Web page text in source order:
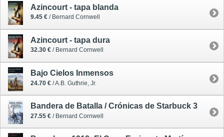
Azincourt - tapa blanda
9.45 € / Bernard Cornwell
Azincourt - tapa dura
32.30 € / Bernard Cornwell
Bajo Cielos Inmensos
24.70 € / A.B. Guthrie, Jr.
Bandera de Batalla / Crónicas de Starbuck 3
27.55 € / Bernard Cornwell